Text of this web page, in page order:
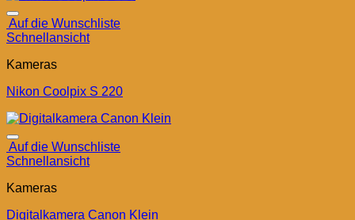
Auf die Wunschliste
Schnellansicht
Kameras
Nikon Coolpix S 220
Auf die Wunschliste
Schnellansicht
Kameras
Digitalkamera Canon Klein